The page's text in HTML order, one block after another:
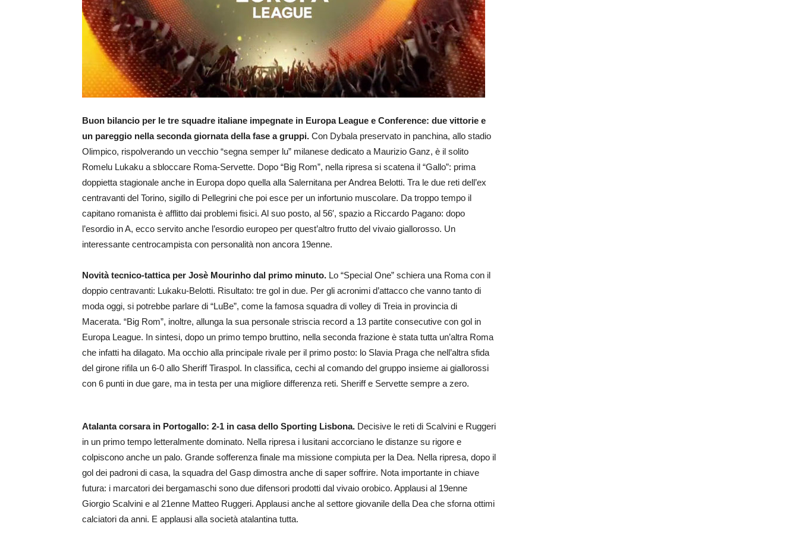
Buon bilancio per le tre squadre italiane impegnate in Europa League e Conference: due vittorie e
un pareggio nella seconda giornata della fase a gruppi. Con Dybala preservato in panchina, allo stadio
Olimpico, rispolverando un vecchio “segna semper lu” milanese dedicato a Maurizio Ganz, è il solito
Romelu Lukaku a sbloccare Roma-Servette. Dopo “Big Rom”, nella ripresa si scatena il “Gallo”: prima
doppietta stagionale anche in Europa dopo quella alla Salernitana per Andrea Belotti. Tra le due reti dell’ex
centravanti del Torino, sigillo di Pellegrini che poi esce per un infortunio muscolare. Da troppo tempo il
capitano romanista è afflitto dai problemi fisici. Al suo posto, al 56′, spazio a Riccardo Pagano: dopo
l’esordio in A, ecco servito anche l’esordio europeo per quest’altro frutto del vivaio giallorosso. Un
interessante centrocampista con personalità non ancora 19enne.
Novità tecnico-tattica per Josè Mourinho dal primo minuto. Lo “Special One” schiera una Roma con il
doppio centravanti: Lukaku-Belotti. Risultato: tre gol in due. Per gli acronimi d’attacco che vanno tanto di
moda oggi, si potrebbe parlare di “LuBe”, come la famosa squadra di volley di Treia in provincia di
Macerata. “Big Rom”, inoltre, allunga la sua personale striscia record a 13 partite consecutive con gol in
Europa League. In sintesi, dopo un primo tempo bruttino, nella seconda frazione è stata tutta un’altra Roma
che infatti ha dilagato. Ma occhio alla principale rivale per il primo posto: lo Slavia Praga che nell’altra sfida
del girone rifila un 6-0 allo Sheriff Tiraspol. In classifica, cechi al comando del gruppo insieme ai giallorossi
con 6 punti in due gare, ma in testa per una migliore differenza reti. Sheriff e Servette sempre a zero.
Atalanta corsara in Portogallo: 2-1 in casa dello Sporting Lisbona. Decisive le reti di Scalvini e Ruggeri
in un primo tempo letteralmente dominato. Nella ripresa i lusitani accorciano le distanze su rigore e
colpiscono anche un palo. Grande sofferenza finale ma missione compiuta per la Dea. Nella ripresa, dopo il
gol dei padroni di casa, la squadra del Gasp dimostra anche di saper soffrire. Nota importante in chiave
futura: i marcatori dei bergamaschi sono due difensori prodotti dal vivaio orobico. Applausi al 19enne
Giorgio Scalvini e al 21enne Matteo Ruggeri. Applausi anche al settore giovanile della Dea che sforna ottimi
calciatori da anni. E applausi alla società atalantina tutta.